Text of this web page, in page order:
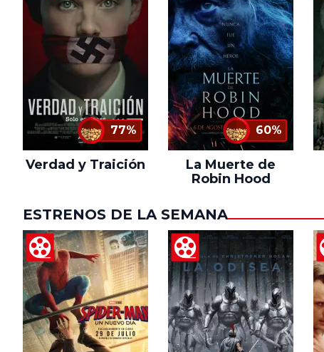
77%
Verdad y Traición
60%
La Muerte de
Robin Hood
ESTRENOS DE LA SEMANA